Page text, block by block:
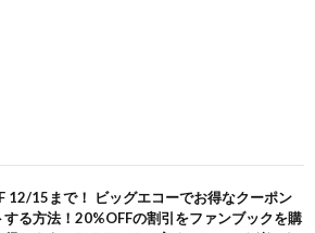
12/15まで！ ビッグエコーでお得なクーポン
する方法！20%OFFの割引をファンブックを購